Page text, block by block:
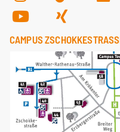
CAMPUS ZSCHOKKESTRASSE